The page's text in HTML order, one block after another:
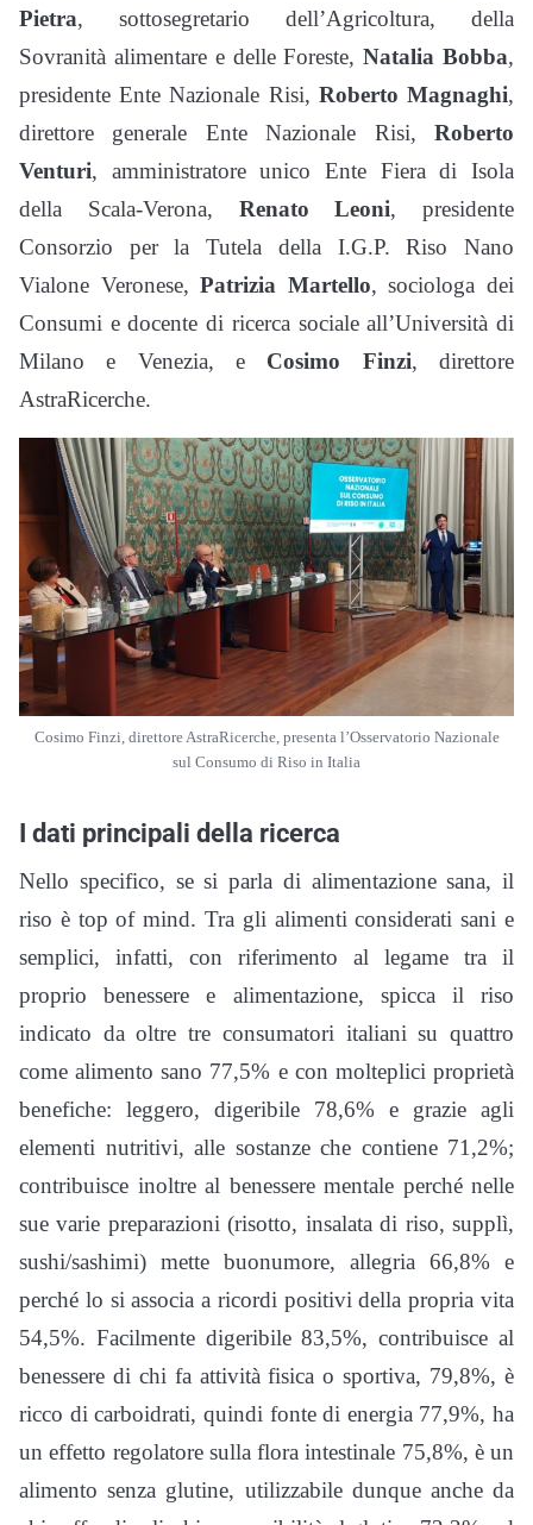
Pietra, sottosegretario dell’Agricoltura, della
Sovranità alimentare e delle Foreste,Natalia Bobba,
presidente Ente Nazionale Risi, Roberto Magnaghi,
direttore generale Ente Nazionale Risi, Roberto
Venturi, amministratore unico Ente Fiera di Isola
della Scala-Verona, Renato Leoni, presidente
Consorzio per la Tutela della I.G.P. Riso Nano
Vialone Veronese,Patrizia Martello, sociologa dei
Consumi e docente di ricerca sociale all’Università di
Milano e Venezia, e Cosimo Finzi, direttore
AstraRicerche.
Cosimo Finzi, direttore AstraRicerche, presenta l’Osservatorio Nazionale
sul Consumo di Riso in Italia
I dati principali della ricerca
Nello specifico, se si parla di alimentazione sana, il
riso è top of mind. Tra gli alimenti considerati sani e
semplici, infatti, con riferimento al legame tra il
proprio benessere e alimentazione, spicca il riso
indicato da oltre tre consumatori italiani su quattro
come alimento sano 77,5% e con molteplici proprietà
benefiche: leggero, digeribile 78,6% e grazie agli
elementi nutritivi, alle sostanze che contiene 71,2%;
contribuisce inoltre al benessere mentale perché nelle
sue varie preparazioni (risotto, insalata di riso, supplì,
sushi/sashimi) mette buonumore, allegria 66,8% e
perché lo si associa a ricordi positivi della propria vita
54,5%. Facilmente digeribile 83,5%, contribuisce al
benessere di chi fa attività fisica o sportiva, 79,8%, è
ricco di carboidrati, quindi fonte di energia 77,9%, ha
un effetto regolatore sulla flora intestinale 75,8%, è un
alimento senza glutine, utilizzabile dunque anche da